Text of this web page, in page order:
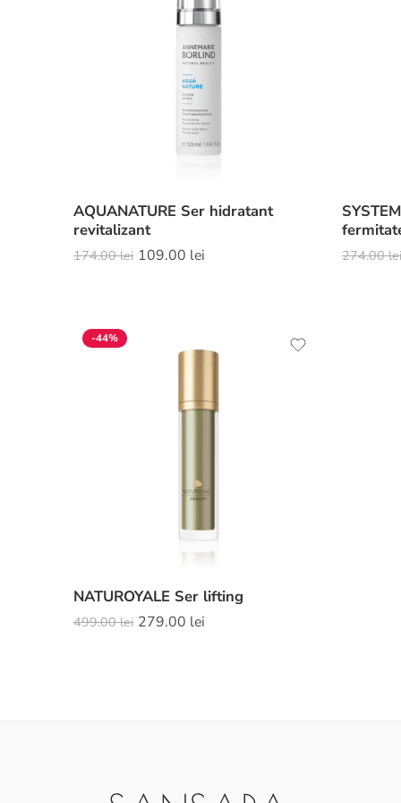
AQUANATURE Ser hidratant
revitalizant
174.00lei 109.00 lei 274.00lei
-44%
NATUROYALE Ser lifting
499.00lei 279.00 lei